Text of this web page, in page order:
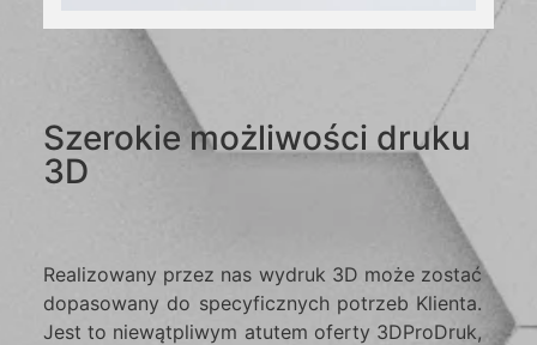
Szerokie możliwości druku
3D
Realizowany przez nas wydruk 3D może zostać
dopasowany do specyficznych potrzeb Klienta.
Jest to niewątpliwym atutem oferty 3DProDruk,